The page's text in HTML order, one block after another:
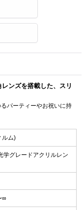
ンズを搭載した、スリ
パーティーやお祝いに持
ルム)
学グレードアクリルレン
∞